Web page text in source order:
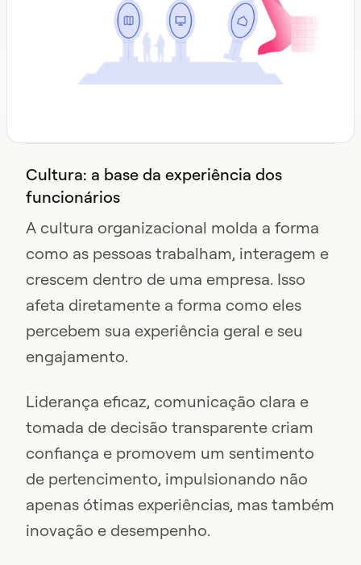
Cultura: a base da experiência dos
funcionários
A cultura organizacional molda a forma
como as pessoas trabalham, interagem e
crescem dentro de uma empresa. Isso
afeta diretamente a forma como eles
percebem sua experiência geral e seu
engajamento.
Liderança eficaz, comunicação clara e
tomada de decisão transparente criam
confiança e promovem um sentimento
de pertencimento, impulsionando não
apenas ótimas experiências, mas também
inovação e desempenho.